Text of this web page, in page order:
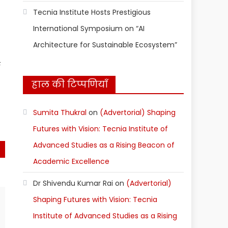
Tecnia Institute Hosts Prestigious
International Symposium on “AI
Architecture for Sustainable Ecosystem”
हाल की टिप्पणियाँ
Sumita Thukral on (Advertorial) Shaping
Futures with Vision: Tecnia Institute of
Advanced Studies as a Rising Beacon of
Academic Excellence
Dr Shivendu Kumar Rai on (Advertorial)
Shaping Futures with Vision: Tecnia
Institute of Advanced Studies as a Rising